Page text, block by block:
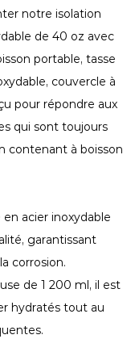
notre isolation
de 40 oz avec
portable, tasse
couvercle à
pour répondre aux
qui sont toujours
contenant à boisson
acier inoxydable
garantissant
corrosion.
de 1 200 ml, il est
hydratés tout au